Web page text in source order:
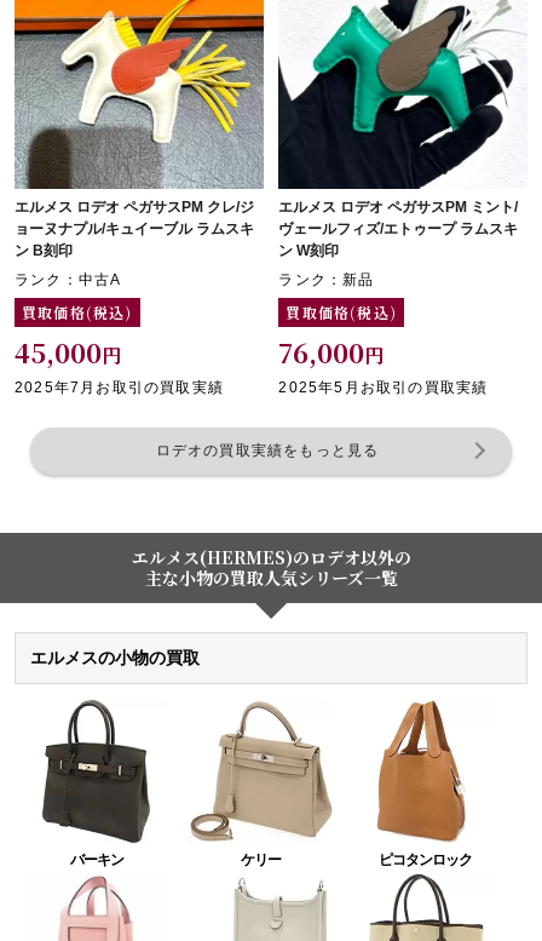
エルメス ロデオ ペガサスPM クレ/ジ
ョーヌナプル/キュイーブル ラムスキ
ン B刻印
ランク：中古A
買取価格(税込)
45,000円
2025年7月お取引の買取実績
エルメス ロデオ ペガサスPM ミント/
ヴェールフィズ/エトゥープ ラムスキ
ン W刻印
ランク：新品
買取価格(税込)
76,000円
2025年5月お取引の買取実績
ロデオの買取実績をもっと見る
エルメス(HERMES)のロデオ以外の
主な小物の買取人気シリーズ一覧
エルメスの小物の買取
バーキン ケリー ピコタンロック